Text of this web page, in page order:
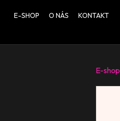
E-SHOP O NÁS KONTAKT
E-shop